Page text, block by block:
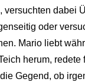
versuchten dabei
oder
Mario liebt
herum, redete
Gegend, ob